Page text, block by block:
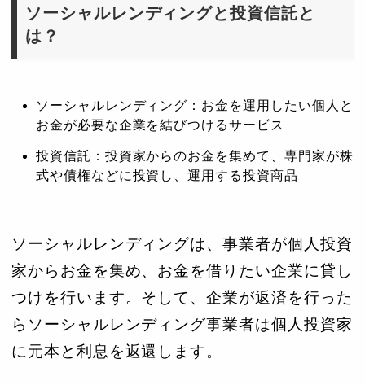
ソーシャルレンディングと投資信託と
は？
ソーシャルレンディング：お金を運用したい個人と
お金が必要な企業を結びつけるサービス
投資信託：投資家からのお金を集めて、専門家が株
式や債権などに投資し、運用する投資商品
ソーシャルレンディングは、事業者が個人投資
家からお金を集め、お金を借りたい企業に貸し
つけを行います。そして、企業が返済を行った
らソーシャルレンディング事業者は個人投資家
に元本と利息を返還します。